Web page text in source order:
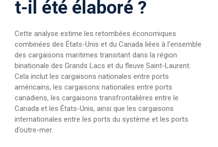
t-il été élaboré ?
Cette analyse estime les retombées économiques
combinées des États-Unis et du Canada liées à l’ensemble
des cargaisons maritimes transitant dans la région
binationale des Grands Lacs et du fleuve Saint-Laurent.
Cela inclut les cargaisons nationales entre ports
américains, les cargaisons nationales entre ports
canadiens, les cargaisons transfrontalières entre le
Canada et les États-Unis, ainsi que les cargaisons
internationales entre les ports du système et les ports
d’outre-mer.